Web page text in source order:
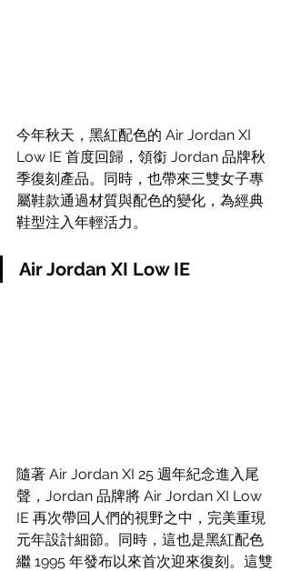
今年秋天，黑紅配色的 Air Jordan XI
Low IE 首度回歸，領銜 Jordan 品牌秋
季復刻產品。同時，也帶來三雙女子專
屬鞋款通過材質與配色的變化，為經典
鞋型注入年輕活力。
Air Jordan XI Low IE
隨著 Air Jordan XI 25 週年紀念進入尾
聲，Jordan 品牌將 Air Jordan XI Low
IE 再次帶回人們的視野之中，完美重現
元年設計細節。同時，這也是黑紅配色
繼 1995 年發布以來首次迎來復刻。這雙